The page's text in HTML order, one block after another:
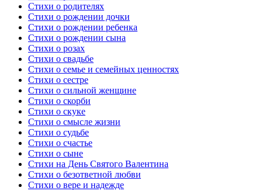
Стихи о родителях
Стихи о рождении дочки
Стихи о рождении ребенка
Стихи о рождении сына
Стихи о розах
Стихи о свадьбе
Стихи о семье и семейных ценностях
Стихи о сестре
Стихи о сильной женщине
Стихи о скорби
Стихи о скуке
Стихи о смысле жизни
Стихи о судьбе
Стихи о счастье
Стихи о сыне
Стихи на День Святого Валентина
Стихи о безответной любви
Стихи о вере и надежде